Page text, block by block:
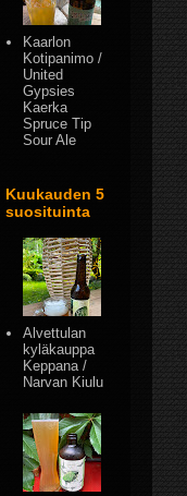
Kaarlon
Kotipanimo /
United
Gypsies
Kaerka
Spruce Tip
Sour Ale
Kuukauden 5
suosituinta
Alvettulan
kyläkauppa
Keppana /
Narvan Kiulu